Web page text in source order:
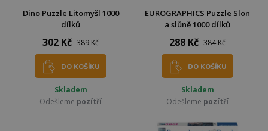
Dino Puzzle Litomyšl 1000
dílků
302 Kč 389 Kč
DO KOŠÍKU
Skladem
Odešleme pozítří
EUROGRAPHICS Puzzle Slon
a slůně 1000 dílků
288 Kč 384 Kč
DO KOŠÍKU
Skladem
Odešleme pozítří